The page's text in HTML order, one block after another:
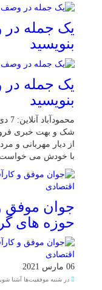
یک جمله در
بنویسید
یک جمله در
بنویسید
شک و بهت خبری
از دیار مهربانی و
با خودش می خواست
جوان موفق
حوزه های
06 مارس 2021
در شنبه موفقیت‌ها آشنا